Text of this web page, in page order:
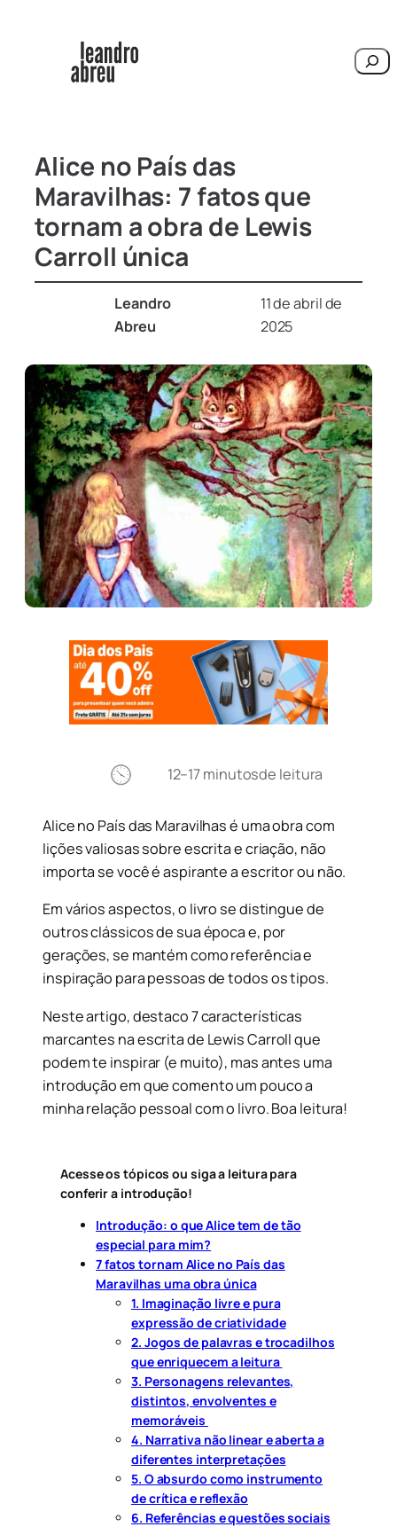
Alice no País das
Maravilhas: 7 fatos que
tornam a obra de Lewis
Carroll única
Leandro
Abreu
11 de abril de
2025
12–17 minutosde leitura
Alice no País das Maravilhas é uma obra com
lições valiosas sobre escrita e criação, não
importa se você é aspirante a escritor ou não.
Em vários aspectos, o livro se distingue de
outros clássicos de sua época e, por
gerações, se mantém como referência e
inspiração para pessoas de todos os tipos.
Neste artigo, destaco 7 características
marcantes na escrita de Lewis Carroll que
podem te inspirar (e muito), mas antes uma
introdução em que comento um pouco a
minha relação pessoal com o livro. Boa leitura!
Acesse os tópicos ou siga a leitura para
conferir a introdução!
Introdução: o que Alice tem de tão
especial para mim?
7 fatos tornam Alice no País das
Maravilhas uma obra única
1. Imaginação livre e pura
expressão de criatividade
2. Jogos de palavras e trocadilhos
que enriquecem a leitura
3. Personagens relevantes,
distintos, envolventes e
memoráveis
4. Narrativa não linear e aberta a
diferentes interpretações
5. O absurdo como instrumento
de crítica e reflexão
6. Referências e questões sociais